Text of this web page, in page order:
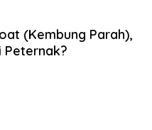
(Kembung Parah),
Peternak?